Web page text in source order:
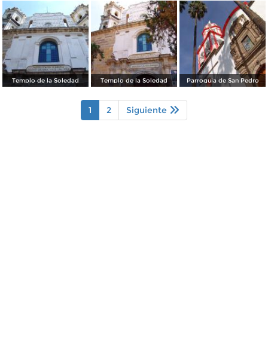
Templo de la Soledad Templo de la Soledad Parroquia de San Pedro
1 2 Siguiente